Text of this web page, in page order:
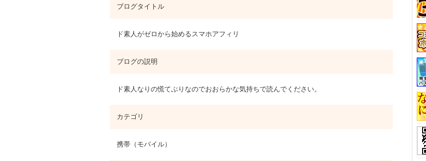
ブログタイトル
ド素人がゼロから始めるスマホアフィリ
ブログの説明
ド素人なりの慌てぶりなのでおおらかな気持ちで読んでください。
カテゴリ
携帯（モバイル）